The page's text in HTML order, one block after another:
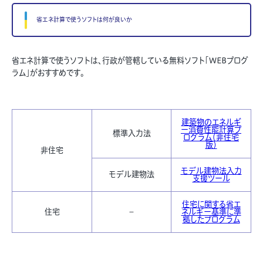
省エネ計算で使うソフトは何が良いか
省エネ計算で使うソフトは、行政が管轄している無料ソフト「WEBプログ
ラム」がおすすめです。
非住宅
標準入力法
建築物のエネルギ
ー消費性能計算プ
ログラム（非住宅
版）
モデル建物法
モデル建物法入力
支援ツール
住宅 －
住宅に関する省エ
ネルギー基準に準
拠したプログラム